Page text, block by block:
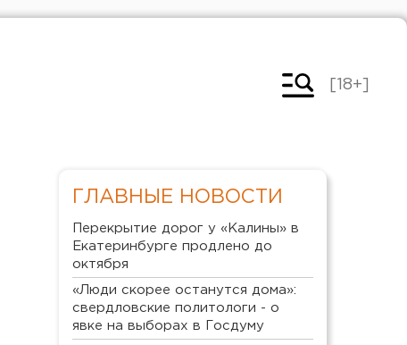
[18+]
ГЛАВНЫЕ НОВОСТИ
Перекрытие дорог у «Калины» в
Екатеринбурге продлено до
октября
«Люди скорее останутся дома»:
свердловские политологи - о
явке на выборах в Госдуму